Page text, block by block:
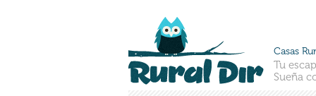
Casas
Tu
Sueña